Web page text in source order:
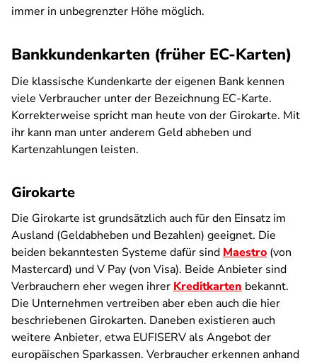
immer in unbegrenzter Höhe möglich.
Bankkundenkarten (früher EC-Karten)
Die klassische Kundenkarte der eigenen Bank kennen
viele Verbraucher unter der Bezeichnung EC-Karte.
Korrekterweise spricht man heute von der Girokarte. Mit
ihr kann man unter anderem Geld abheben und
Kartenzahlungen leisten.
Girokarte
Die Girokarte ist grundsätzlich auch für den Einsatz im
Ausland (Geldabheben und Bezahlen) geeignet. Die
beiden bekanntesten Systeme dafür sind Maestro (von
Mastercard) und V Pay (von Visa). Beide Anbieter sind
Verbrauchern eher wegen ihrer Kreditkarten bekannt.
Die Unternehmen vertreiben aber eben auch die hier
beschriebenen Girokarten. Daneben existieren auch
weitere Anbieter, etwa EUFISERV als Angebot der
europäischen Sparkassen. Verbraucher erkennen anhand